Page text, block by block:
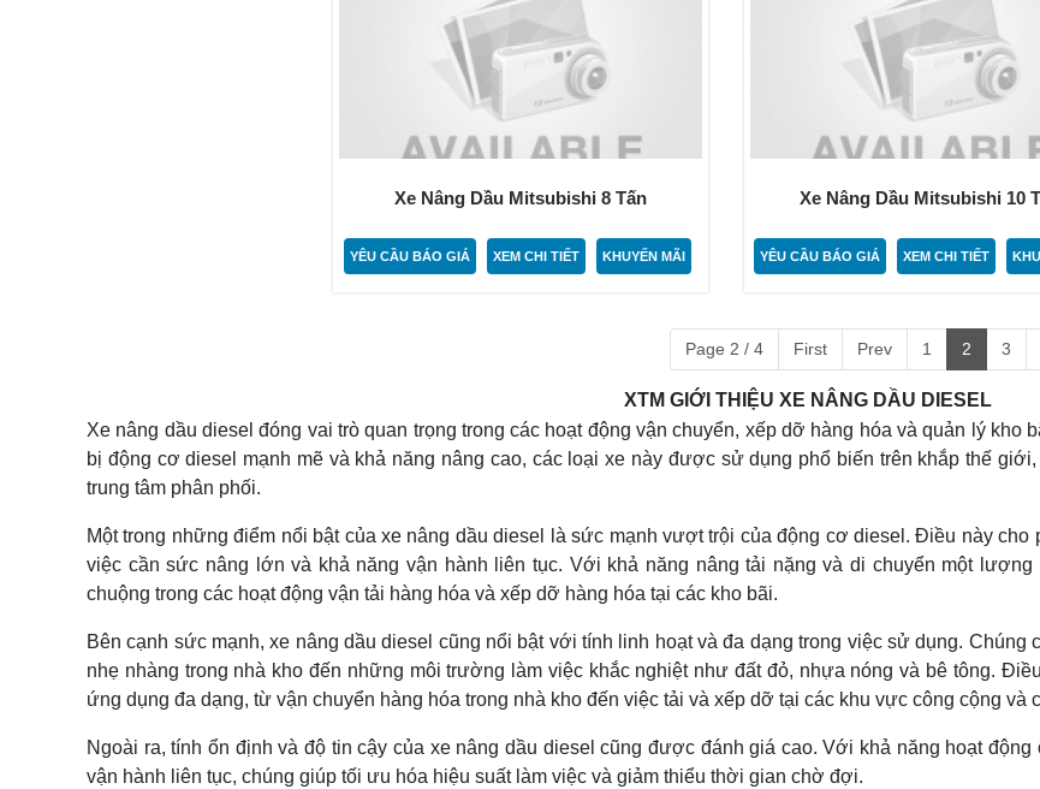
Xe Nâng Dầu Mitsubishi 8 Tấn
YÊU CẦU BÁO GIÁ XEM CHI TIẾT KHUYẾN MÃI
Xe Nâng Dầu Mitsubishi 10
YÊU CẦU BÁO GIÁ XEM CHI TIẾT
Page 2 / 4 First Prev 1 2 3
XTM GIỚI THIỆU XE NÂNG DẦU DIESEL
Xe nâng dầu diesel đóng vai trò quan trọng trong các hoạt động vận chuyển, xếp dỡ hàng hóa và quản lý
bị động cơ diesel mạnh mẽ và khả năng nâng cao, các loại xe này được sử dụng phổ biến trên khắp thế
trung tâm phân phối.
Một trong những điểm nổi bật của xe nâng dầu diesel là sức mạnh vượt trội của động cơ diesel. Điều này
việc cần sức nâng lớn và khả năng vận hành liên tục. Với khả năng nâng tải nặng và di chuyển một
chuộng trong các hoạt động vận tải hàng hóa và xếp dỡ hàng hóa tại các kho bãi.
Bên cạnh sức mạnh, xe nâng dầu diesel cũng nổi bật với tính linh hoạt và đa dạng trong việc sử dụng.
nhẹ nhàng trong nhà kho đến những môi trường làm việc khắc nghiệt như đất đỏ, nhựa nóng và bê tông.
ứng dụng đa dạng, từ vận chuyển hàng hóa trong nhà kho đến việc tải và xếp dỡ tại các khu vực công cộng và
Ngoài ra, tính ổn định và độ tin cậy của xe nâng dầu diesel cũng được đánh giá cao. Với khả năng hoạt
vận hành liên tục, chúng giúp tối ưu hóa hiệu suất làm việc và giảm thiểu thời gian chờ đợi.